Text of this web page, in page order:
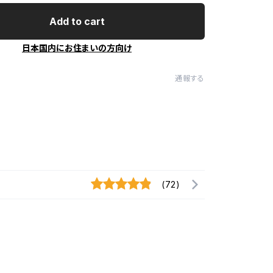
Add to cart
日本国内にお住まいの方向け
通報する
(72)